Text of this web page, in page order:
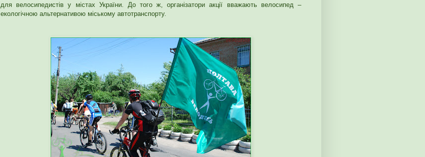
для велосипедистів у містах України. До того ж, організатори акції вважають велосипед –
екологічною альтернативою міському автотранспорту.